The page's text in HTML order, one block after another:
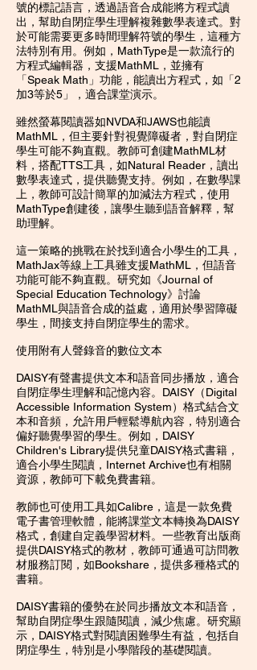
號的標記語言，透過語音合成能將方程式讀
出，幫助自閉症學生理解複雜數學表達式。對
於可能需要更多時間理解符號的學生，這種方
法特別有用。例如，MathType是一款流行的
方程式編輯器，支援MathML，並擁有
「Speak Math」功能，能讀出方程式，如「2
加3等於5」，適合課堂演示。
雖然螢幕閱讀器如NVDA和JAWS也能讀
MathML，但主要針對視覺障礙者，對自閉症
學生可能不夠直觀。教師可創建MathML材
料，搭配TTS工具，如Natural Reader，讀出
數學表達式，提供聽覺支持。例如，在數學課
上，教師可設計簡單的加減法方程式，使用
MathType創建後，讓學生聽到語音解釋，幫
助理解。
這一策略的挑戰在於找到適合小學生的工具，
MathJax等線上工具雖支援MathML，但語音
功能可能不夠直觀。研究如《Journal of
Special Education Technology》討論
MathML與語音合成的益處，適用於學習障礙
學生，間接支持自閉症學生的需求。
使用附有人聲錄音的數位文本
DAISY有聲書提供文本和語音同步播放，適合
自閉症學生理解和記憶內容。DAISY（Digital
Accessible Information System）格式結合文
本和音頻，允許用戶輕鬆導航內容，特別適合
偏好聽覺學習的學生。例如，DAISY
Children's Library提供兒童DAISY格式書籍，
適合小學生閱讀，Internet Archive也有相關
資源，教師可下載免費書籍。
教師也可使用工具如Calibre，這是一款免費
電子書管理軟體，能將課堂文本轉換為DAISY
格式，創建自定義學習材料。一些教育出版商
提供DAISY格式的教材，教師可通過可訪問教
材服務訂閱，如Bookshare，提供多種格式的
書籍。
DAISY書籍的優勢在於同步播放文本和語音，
幫助自閉症學生跟隨閱讀，減少焦慮。研究顯
示，DAISY格式對閱讀困難學生有益，包括自
閉症學生，特別是小學階段的基礎閱讀。